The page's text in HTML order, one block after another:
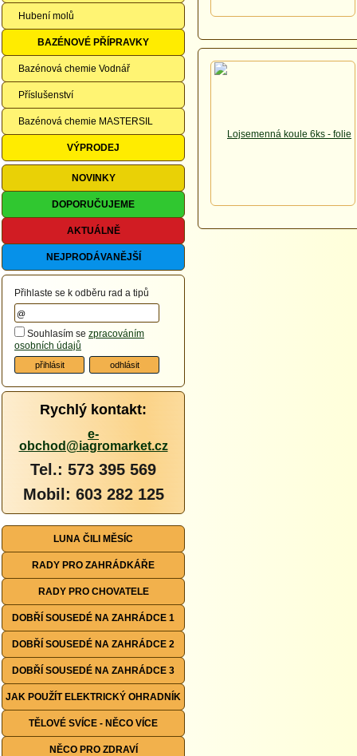
Hubení molů
BAZÉNOVÉ PŘÍPRAVKY
Bazénová chemie Vodnář
Příslušenství
Bazénová chemie MASTERSIL
VÝPRODEJ
NOVINKY
DOPORUČUJEME
AKTUÁLNĚ
NEJPRODÁVANĚJŠÍ
Přihlaste se k odběru rad a tipů
Souhlasím se zpracováním
osobních údajů
Rychlý kontakt:
e-
obchod@iagromarket.cz
Tel.: 573 395 569
Mobil: 603 282 125
LUNA ČILI MĚSÍC
RADY PRO ZAHRÁDKÁŘE
RADY PRO CHOVATELE
DOBŘÍ SOUSEDÉ NA ZAHRÁDCE 1
DOBŘÍ SOUSEDÉ NA ZAHRÁDCE 2
DOBŘÍ SOUSEDÉ NA ZAHRÁDCE 3
JAK POUŽÍT ELEKTRICKÝ OHRADNÍK
TĚLOVÉ SVÍCE - NĚCO VÍCE
NĚCO PRO ZDRAVÍ